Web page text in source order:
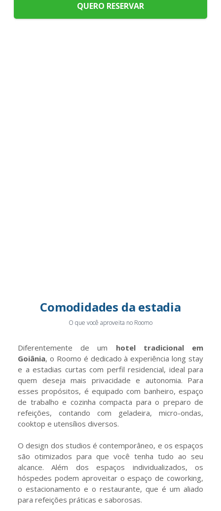
QUERO RESERVAR
Comodidades da estadia
O que você aproveita no Roomo
Diferentemente de um hotel tradicional em
Goiânia, o Roomo é dedicado à experiência long stay
e a estadias curtas com perfil residencial, ideal para
quem deseja mais privacidade e autonomia. Para
esses propósitos, é equipado com banheiro, espaço
de trabalho e cozinha compacta para o preparo de
refeições, contando com geladeira, micro-ondas,
cooktop e utensílios diversos.
O design dos studios é contemporâneo, e os espaços
são otimizados para que você tenha tudo ao seu
alcance. Além dos espaços individualizados, os
hóspedes podem aproveitar o espaço de coworking,
o estacionamento e o restaurante, que é um aliado
para refeições práticas e saborosas.